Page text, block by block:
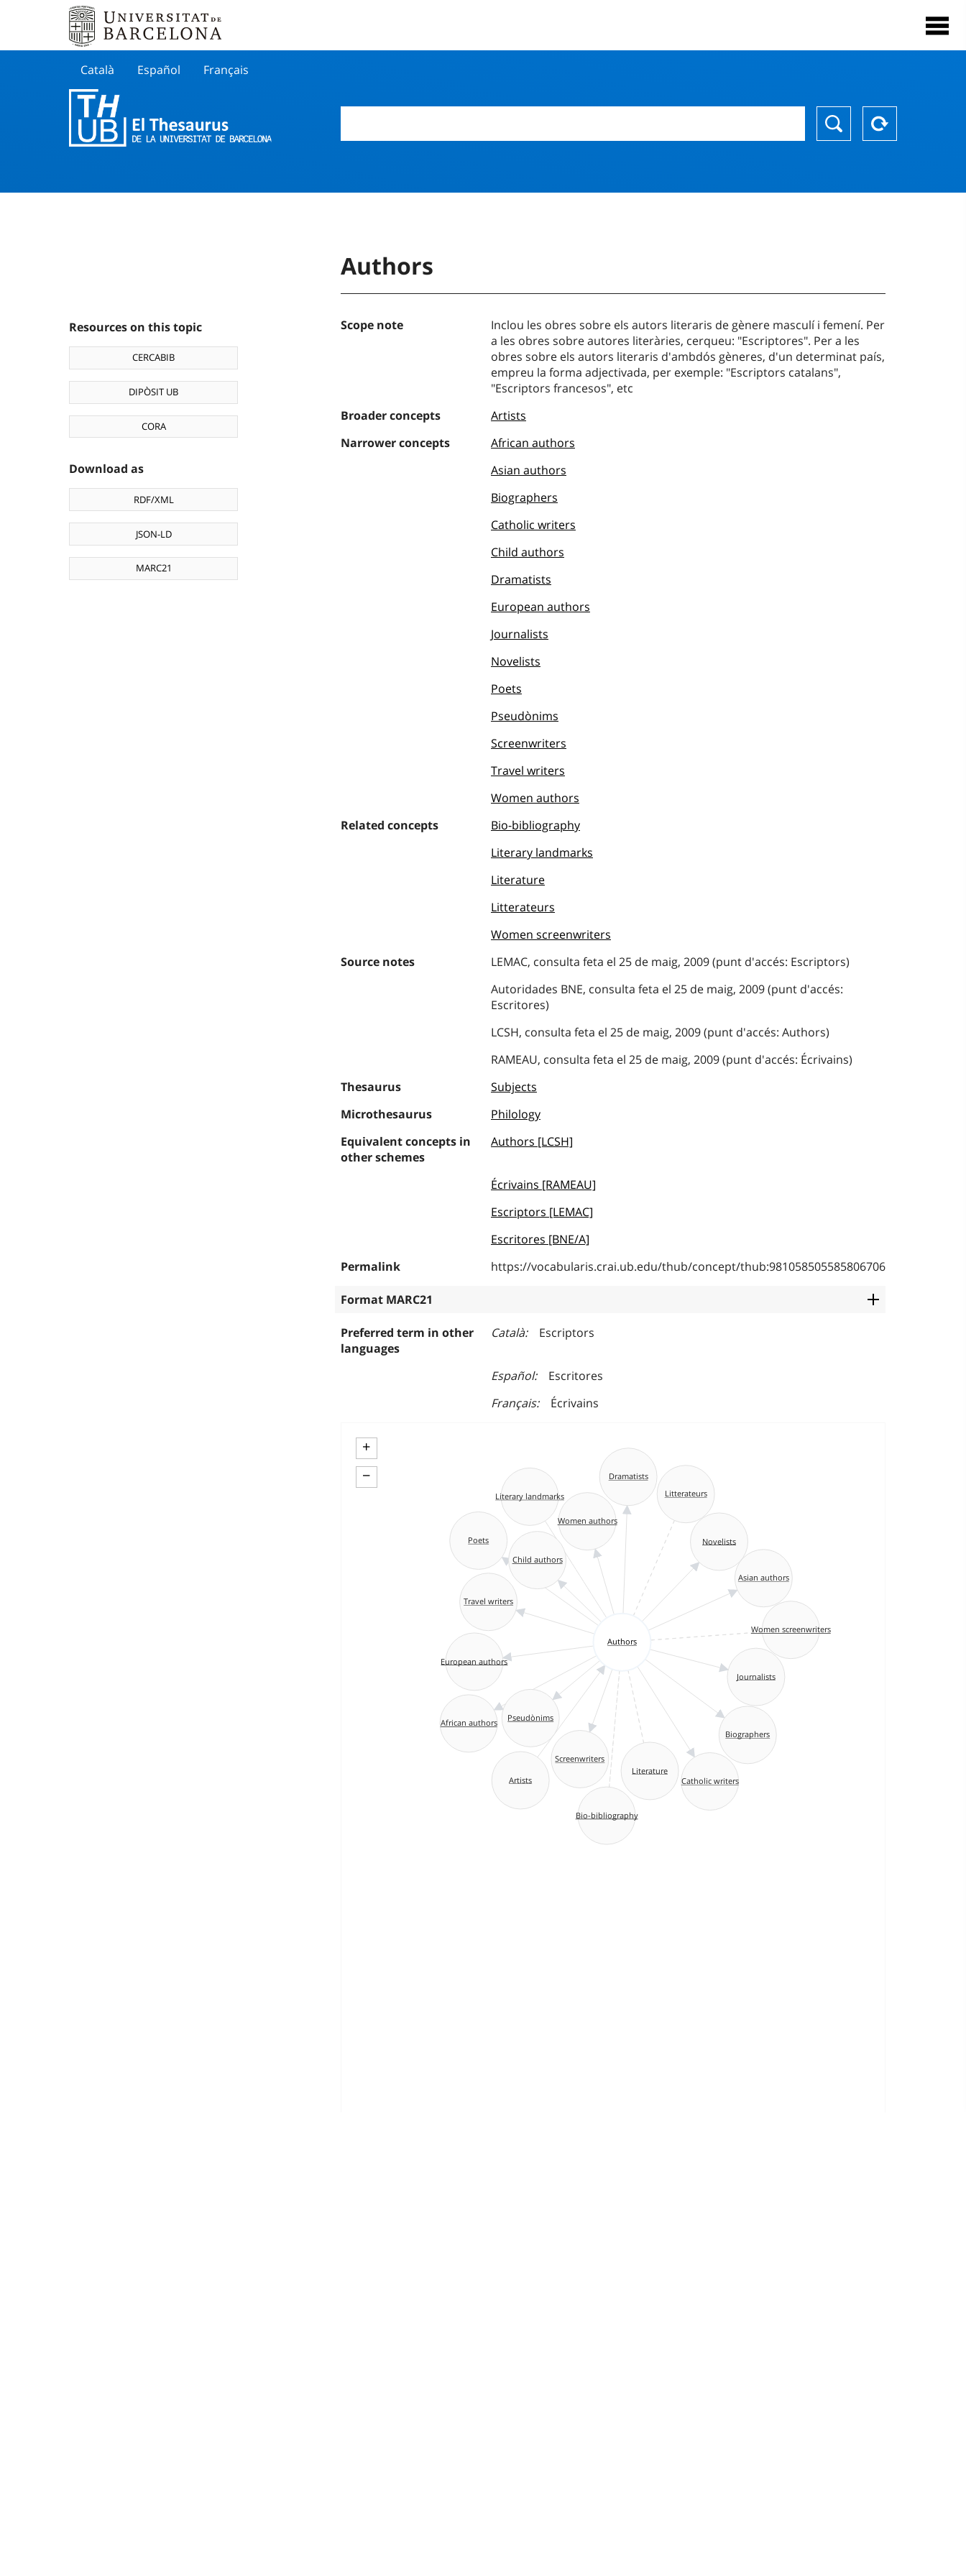
Català Español Français
Resources on this topic
CERCABIB
DIPÒSIT UB
CORA
Download as
RDF/XML
JSON-LD
MARC21
Authors
Scope note
Inclou les obres sobre els autors literaris de gènere masculí i femení. Per
a les obres sobre autores literàries, cerqueu: "Escriptores". Per a les
obres sobre els autors literaris d'ambdós gèneres, d'un determinat país,
empreu la forma adjectivada, per exemple: "Escriptors catalans",
"Escriptors francesos", etc
Broader concepts
Artists
Narrower concepts
African authors
Asian authors
Biographers
Catholic writers
Child authors
Dramatists
European authors
Journalists
Novelists
Poets
Pseudònims
Screenwriters
Travel writers
Women authors
Related concepts
Bio-bibliography
Literary landmarks
Literature
Litterateurs
Women screenwriters
Source notes
LEMAC, consulta feta el 25 de maig, 2009 (punt d'accés: Escriptors)
Autoridades BNE, consulta feta el 25 de maig, 2009 (punt d'accés:
Escritores)
LCSH, consulta feta el 25 de maig, 2009 (punt d'accés: Authors)
RAMEAU, consulta feta el 25 de maig, 2009 (punt d'accés: Écrivains)
Thesaurus
Subjects
Microthesaurus
Philology
Equivalent concepts in
other schemes
Authors [LCSH]
Écrivains [RAMEAU]
Escriptors [LEMAC]
Escritores [BNE/A]
Permalink
https://vocabularis.crai.ub.edu/thub/concept/thub:981058505585806706
Format MARC21
Preferred term in other
languages
Català Escriptors
Español
Escritores
Français
Écrivains
+
−
African authors
Screenwriters
Dramatists
Literature
Travel writers
Child authors
Bio-bibliography
Literary landmarks
Women screenwriters
Pseudònims
Novelists
Biographers
Poets
Authors
Artists
Litterateurs
Journalists
European authors
Asian authors
Catholic writers
Women authors